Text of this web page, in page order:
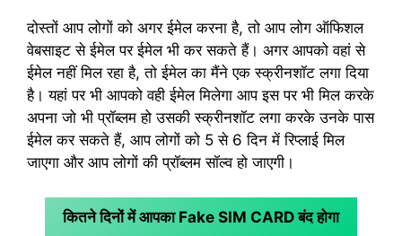
दोस्तों आप लोगों को अगर ईमेल करना है, तो आप लोग ऑफिशल
वेबसाइट से ईमेल पर ईमेल भी कर सकते हैं। अगर आपको वहां से
ईमेल नहीं मिल रहा है, तो ईमेल का मैंने एक स्क्रीनशॉट लगा दिया
है। यहां पर भी आपको वही ईमेल मिलेगा आप इस पर भी मिल करके
अपना जो भी प्रॉब्लम हो उसकी स्क्रीनशॉट लगा करके उनके पास
ईमेल कर सकते हैं, आप लोगों को 5 से 6 दिन में रिप्लाई मिल
जाएगा और आप लोगों की प्रॉब्लम सॉल्व हो जाएगी।
कितने दिनों में आपका Fake SIM CARD बंद होगा